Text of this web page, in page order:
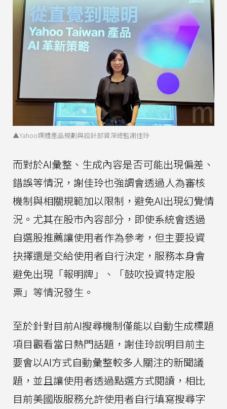
▲Yahoo媒體產品規劃與設計部資深總監謝佳玲
而對於AI彙整、生成內容是否可能出現偏差、
錯誤等情況，謝佳玲也強調會透過人為審核
機制與相關規範加以限制，避免AI出現幻覺情
況。尤其在股市內容部分，即使系統會透過
自選股推薦讓使用者作為參考，但主要投資
抉擇還是交給使用者自行決定，服務本身會
避免出現「報明牌」、「鼓吹投資特定股
票」等情況發生。
至於針對目前AI搜尋機制僅能以自動生成標題
項目觀看當日熱門話題，謝佳玲說明目前主
要會以AI方式自動彙整較多人關注的新聞議
題，並且讓使用者透過點選方式閱讀，相比
目前美國版服務允許使用者自行填寫搜尋字